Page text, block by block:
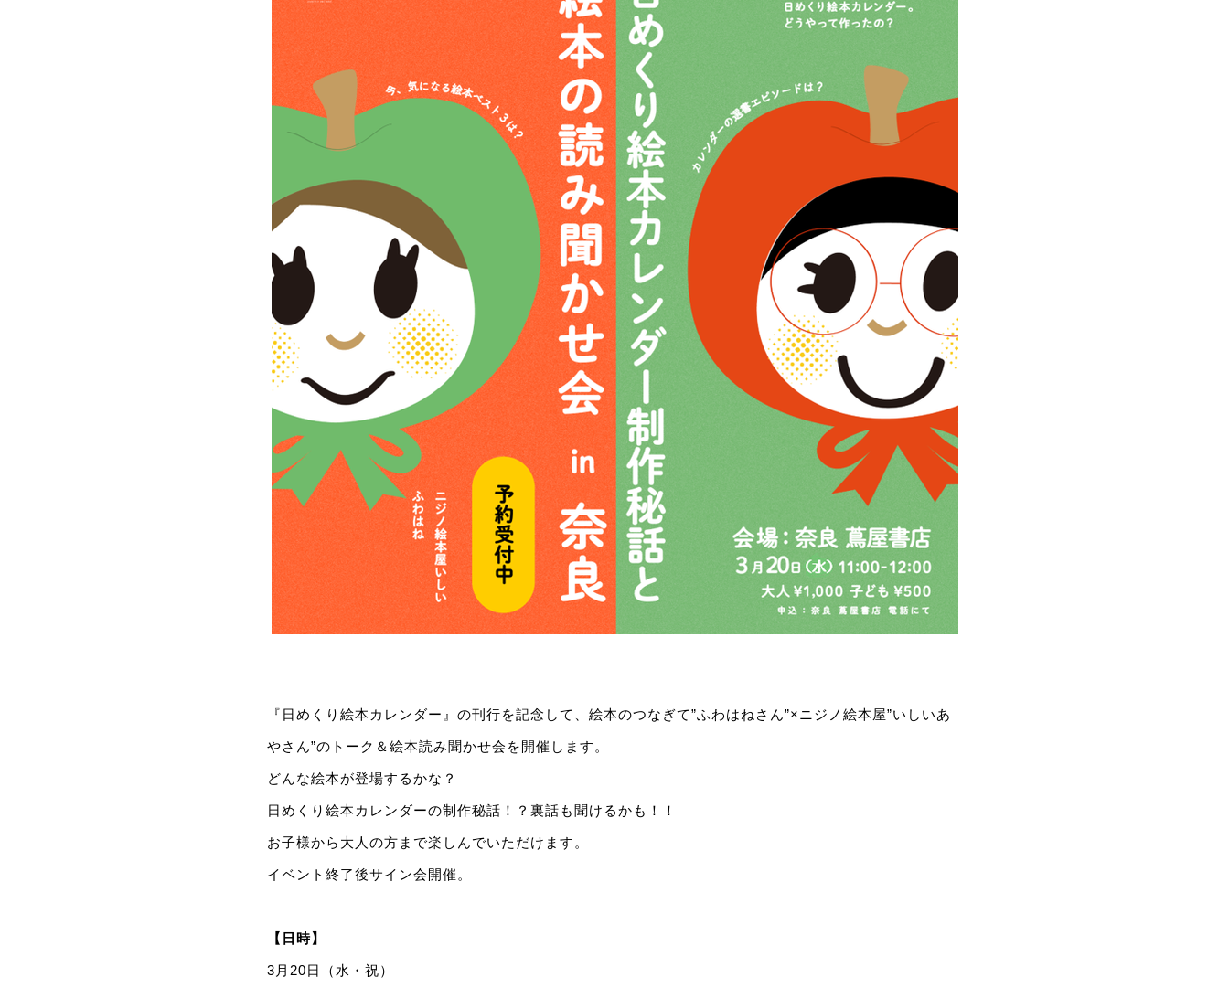
『日めくり絵本カレンダー』の刊行を記念して、絵本のつなぎて”ふわはねさん”×ニジノ絵本屋”いしいあ
やさん”のトーク＆絵本読み聞かせ会を開催します。
どんな絵本が登場するかな？
日めくり絵本カレンダーの制作秘話！？裏話も聞けるかも！！
お子様から大人の方まで楽しんでいただけます。
イベント終了後サイン会開催。
【日時】
3月20日（水・祝）